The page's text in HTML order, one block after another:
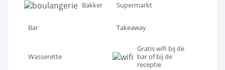
Bakker Supermarkt
Bar Takeaway
Wasserette
Gratis wifi bij de
bar of bij de
receptie